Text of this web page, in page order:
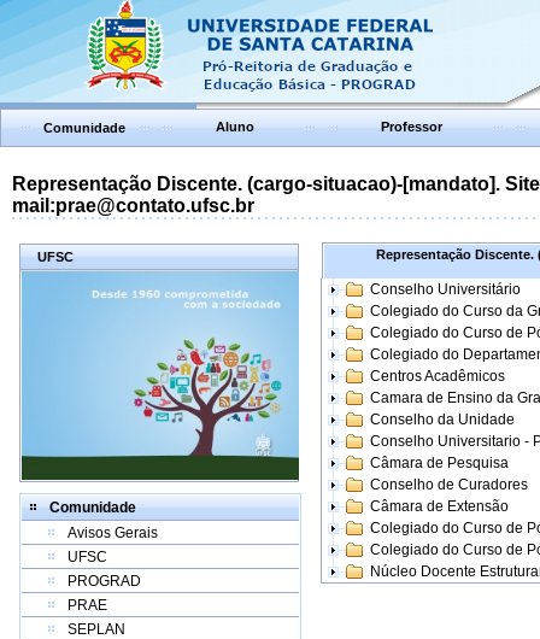
Comunidade Aluno Professor
Representação Discente. (cargo-situacao)-[mandato].
mail:prae@contato.ufsc.br
UFSC
Comunidade
Avisos Gerais
UFSC
PROGRAD
PRAE
SEPLAN
Representação Discente.
Conselho Universitário
Colegiado do Curso da
Colegiado do Curso de
Colegiado do
Centros Acadêmicos
Camara de Ensino da
Conselho da Unidade
Conselho Universitario -
Câmara de Pesquisa
Conselho de Curadores
Câmara de Extensão
Colegiado do Curso de
Colegiado do Curso de
Núcleo Docente